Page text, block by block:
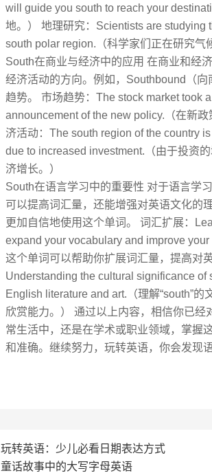
will guide you south to reach your
地。） 地理研究：Scientists are studying
south polar region.（科学家们正在研究气
South在商业与经济中的应用 在商业和经
经济活动的方向。例如，Southbound（
趋势。 市场趋势：The stock market took
announcement of the new policy.（在新
济活动：The south region of the country
due to increased investment.（由于投资
济增长。）
South在语言学习中的重要性 对于语言学
可以提高词汇量，还能增强对英语文化的
更加自信地使用这个单词。 词汇扩展：
expand your vocabulary and improve
这个单词可以帮助你扩展词汇量，提高对
Understanding the cultural significance
English literature and art.（理解“south”
欣赏能力。） 通过以上内容，相信你已经
常生活中，还是在学术或职业领域，掌握
和准确。继续努力，玩转英语，你会发现
玩转英语：少儿必看日期表达方式
童话故事中的大写字母英语